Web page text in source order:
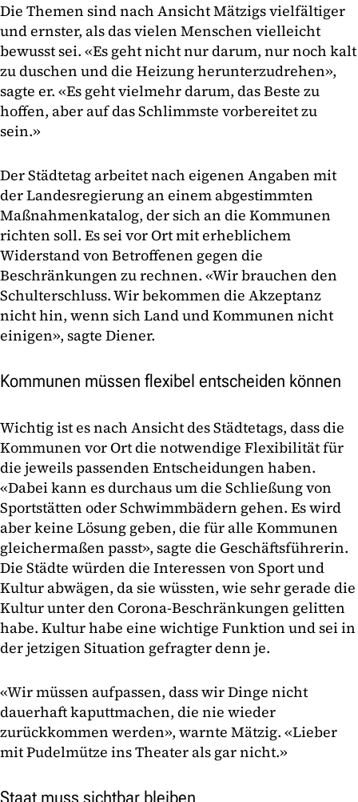
Die Themen sind nach Ansicht Mätzigs vielfältiger
und ernster, als das vielen Menschen vielleicht
bewusst sei. «Es geht nicht nur darum, nur noch kalt
zu duschen und die Heizung herunterzudrehen»,
sagte er. «Es geht vielmehr darum, das Beste zu
hoffen, aber auf das Schlimmste vorbereitet zu
sein.»
Der Städtetag arbeitet nach eigenen Angaben mit
der Landesregierung an einem abgestimmten
Maßnahmenkatalog, der sich an die Kommunen
richten soll. Es sei vor Ort mit erheblichem
Widerstand von Betroffenen gegen die
Beschränkungen zu rechnen. «Wir brauchen den
Schulterschluss. Wir bekommen die Akzeptanz
nicht hin, wenn sich Land und Kommunen nicht
einigen», sagte Diener.
Kommunen müssen flexibel entscheiden können
Wichtig ist es nach Ansicht des Städtetags, dass die
Kommunen vor Ort die notwendige Flexibilität für
die jeweils passenden Entscheidungen haben.
«Dabei kann es durchaus um die Schließung von
Sportstätten oder Schwimmbädern gehen. Es wird
aber keine Lösung geben, die für alle Kommunen
gleichermaßen passt», sagte die Geschäftsführerin.
Die Städte würden die Interessen von Sport und
Kultur abwägen, da sie wüssten, wie sehr gerade die
Kultur unter den Corona-Beschränkungen gelitten
habe. Kultur habe eine wichtige Funktion und sei in
der jetzigen Situation gefragter denn je.
«Wir müssen aufpassen, dass wir Dinge nicht
dauerhaft kaputtmachen, die nie wieder
zurückkommen werden», warnte Mätzig. «Lieber
mit Pudelmütze ins Theater als gar nicht.»
Staat muss sichtbar bleiben